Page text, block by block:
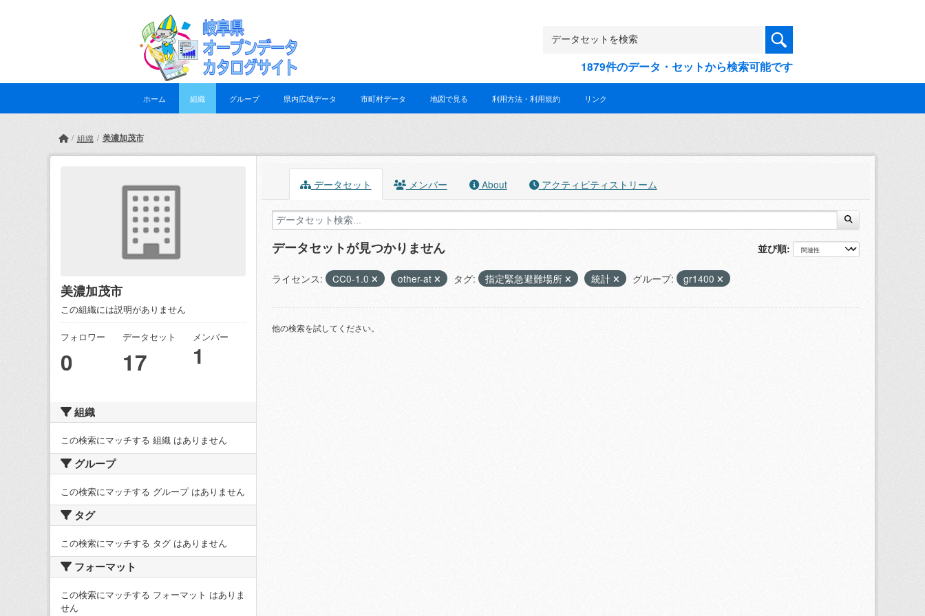
1879件のデータ・セットから検索可能です
ホーム 組織 グループ 県内広域データ 市町村データ 地図で見る 利用方法・利用規約 リンク
組織 美濃加茂市
美濃加茂市
この組織には説明がありません
フォロワー
0
データセット
17
メンバー
1
組織
この検索にマッチする 組織 はありません
グループ
この検索にマッチする グループ はありません
タグ
この検索にマッチする タグ はありません
フォーマット
この検索にマッチする フォーマット はありま
せん
データセット メンバー About アクティビティストリーム
並び順
データセットが見つかりません
ライセンス: CC0-1.0 other-at タグ: 指定緊急避難場所 統計 グループ: gr1400
他の検索を試してください。